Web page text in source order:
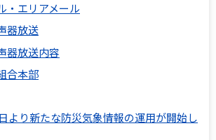
・エリアメール
器放送
器放送内容
合本部
より新たな防災気象情報の運用が開始し